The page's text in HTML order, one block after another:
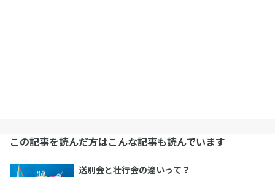
この記事を読んだ方はこんな記事も読んでいます
送別会と壮行会の違いって？